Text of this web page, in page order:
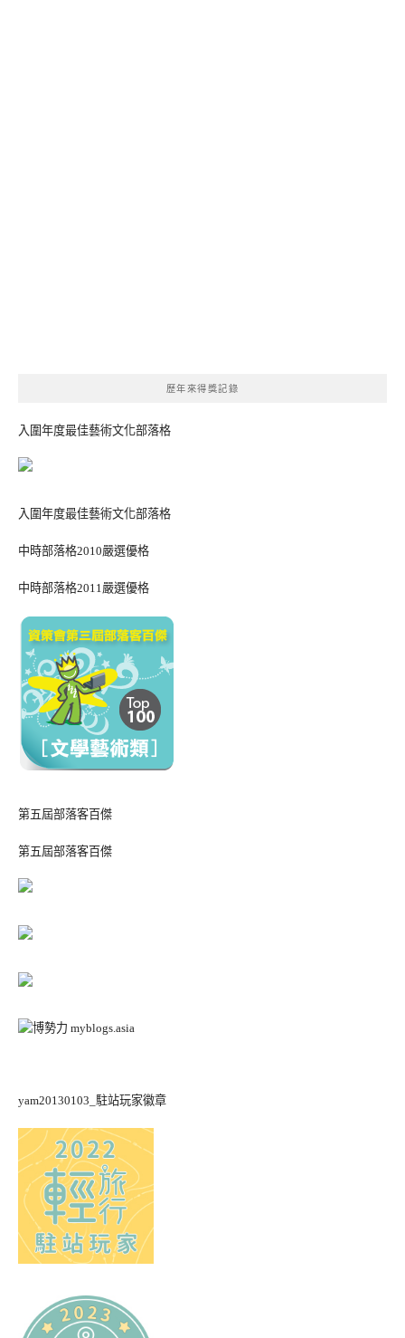
歷年來得獎記錄
入圍年度最佳藝術文化部落格
入圍年度最佳藝術文化部落格
中時部落格2010嚴選優格
中時部落格2011嚴選優格
第五屆部落客百傑
第五屆部落客百傑
yam20130103_駐站玩家徽章